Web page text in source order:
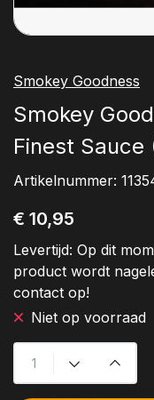
Smokey Goodness
Smokey
Finest Sauce
Artikelnummer:
€ 10,95
Levertijd: Op dit
product wordt
contact op!
Niet op voorraad